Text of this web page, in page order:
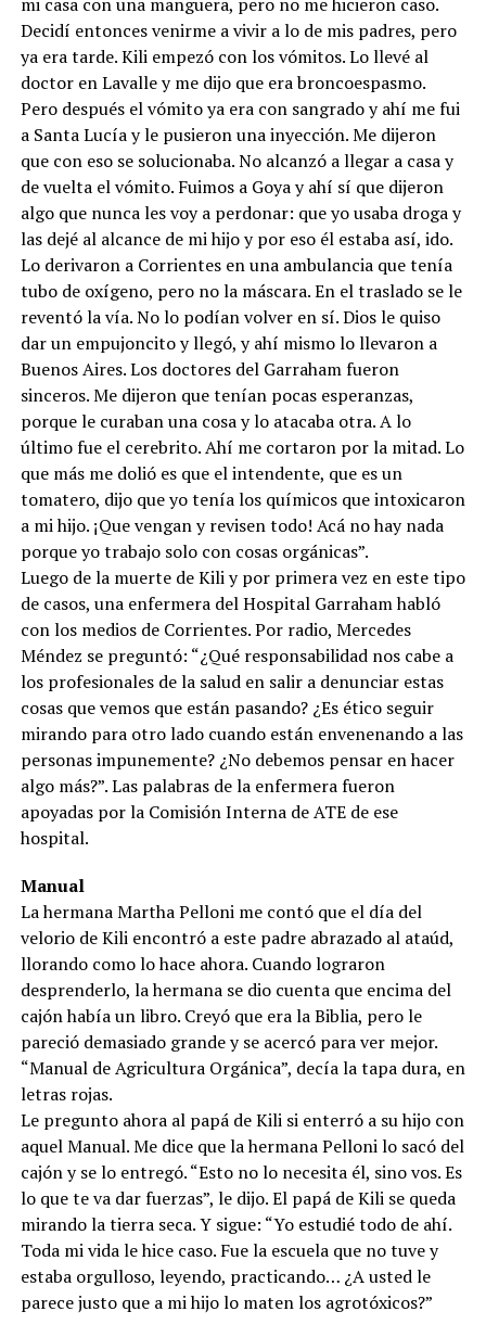
Decidí entonces venirme a vivir a lo de mis padres, pero
ya era tarde. Kili empezó con los vómitos. Lo llevé al
doctor en Lavalle y me dijo que era broncoespasmo.
Pero después el vómito ya era con sangrado y ahí me fui
a Santa Lucía y le pusieron una inyección. Me dijeron
que con eso se solucionaba. No alcanzó a llegar a casa y
de vuelta el vómito. Fuimos a Goya y ahí sí que dijeron
algo que nunca les voy a perdonar: que yo usaba droga y
las dejé al alcance de mi hijo y por eso él estaba así, ido.
Lo derivaron a Corrientes en una ambulancia que tenía
tubo de oxígeno, pero no la máscara. En el traslado se le
reventó la vía. No lo podían volver en sí. Dios le quiso
dar un empujoncito y llegó, y ahí mismo lo llevaron a
Buenos Aires. Los doctores del Garraham fueron
sinceros. Me dijeron que tenían pocas esperanzas,
porque le curaban una cosa y lo atacaba otra. A lo
último fue el cerebrito. Ahí me cortaron por la mitad. Lo
que más me dolió es que el intendente, que es un
tomatero, dijo que yo tenía los químicos que intoxicaron
a mi hijo. ¡Que vengan y revisen todo! Acá no hay nada
porque yo trabajo solo con cosas orgánicas”.
Luego de la muerte de Kili y por primera vez en este tipo
de casos, una enfermera del Hospital Garraham habló
con los medios de Corrientes. Por radio, Mercedes
Méndez se preguntó: “¿Qué responsabilidad nos cabe a
los profesionales de la salud en salir a denunciar estas
cosas que vemos que están pasando? ¿Es ético seguir
mirando para otro lado cuando están envenenando a las
personas impunemente? ¿No debemos pensar en hacer
algo más?”. Las palabras de la enfermera fueron
apoyadas por la Comisión Interna de ATE de ese
hospital.
Manual
La hermana Martha Pelloni me contó que el día del
velorio de Kili encontró a este padre abrazado al ataúd,
llorando como lo hace ahora. Cuando lograron
desprenderlo, la hermana se dio cuenta que encima del
cajón había un libro. Creyó que era la Biblia, pero le
pareció demasiado grande y se acercó para ver mejor.
“Manual de Agricultura Orgánica”, decía la tapa dura, en
letras rojas.
Le pregunto ahora al papá de Kili si enterró a su hijo con
aquel Manual. Me dice que la hermana Pelloni lo sacó del
cajón y se lo entregó. “Esto no lo necesita él, sino vos. Es
lo que te va dar fuerzas”, le dijo. El papá de Kili se queda
mirando la tierra seca. Y sigue: “Yo estudié todo de ahí.
Toda mi vida le hice caso. Fue la escuela que no tuve y
estaba orgulloso, leyendo, practicando… ¿A usted le
parece justo que a mi hijo lo maten los agrotóxicos?”